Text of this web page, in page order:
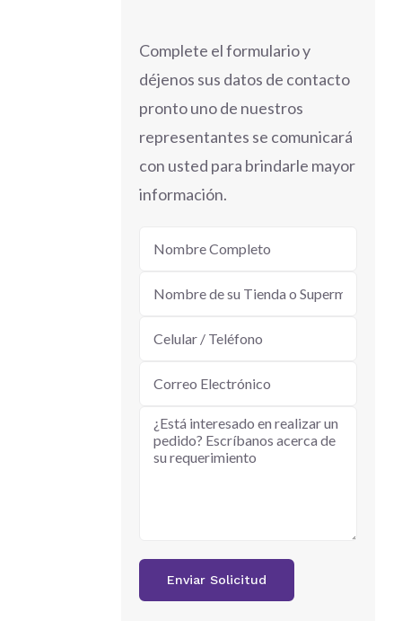
Complete el formulario y
déjenos sus datos de contacto
pronto uno de nuestros
representantes se comunicará
con usted para brindarle mayor
información.